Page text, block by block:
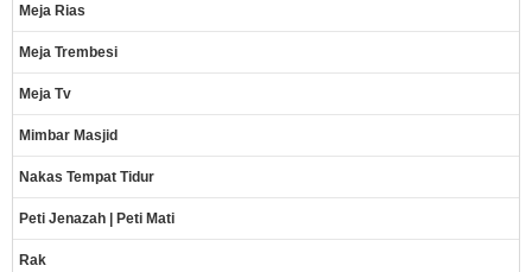
Meja Rias
Meja Trembesi
Meja Tv
Mimbar Masjid
Nakas Tempat Tidur
Peti Jenazah | Peti Mati
Rak